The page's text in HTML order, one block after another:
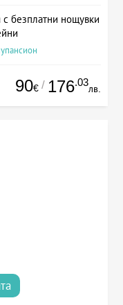
безплатни нощувки
90€ / 176.03
лв.